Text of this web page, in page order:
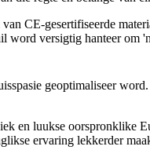
CE-gesertifiseerde
word versigtig hanteer om
geoptimaliseer
en luukse oorspronklike
ervaring lekkerder